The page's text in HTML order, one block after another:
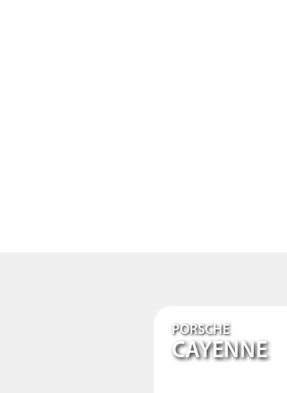
PORSCHE
CAYENNE